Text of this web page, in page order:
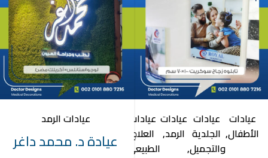
عيادات
الأطفال
عيادات
الجلدية
والتجميل
عيادات
الرمد
عيادات
العلاج
الطبيعى
النساء
والتوليد
عيادات الرمد
عيادة د. محمد داغر